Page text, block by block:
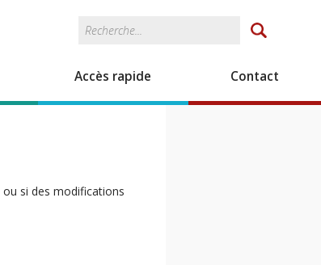
Accès rapide Contact
Formulaire de
recherche
si des modifications